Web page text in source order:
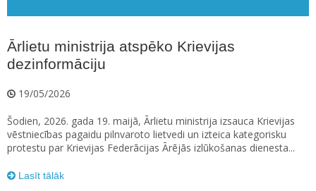
Ārlietu ministrija atspēko Krievijas
dezinformāciju
19/05/2026
Šodien, 2026. gada 19. maijā, Ārlietu ministrija izsauca Krievijas
vēstniecības pagaidu pilnvaroto lietvedi un izteica kategorisku
protestu par Krievijas Federācijas Ārējās izlūkošanas dienesta...
Lasīt tālāk